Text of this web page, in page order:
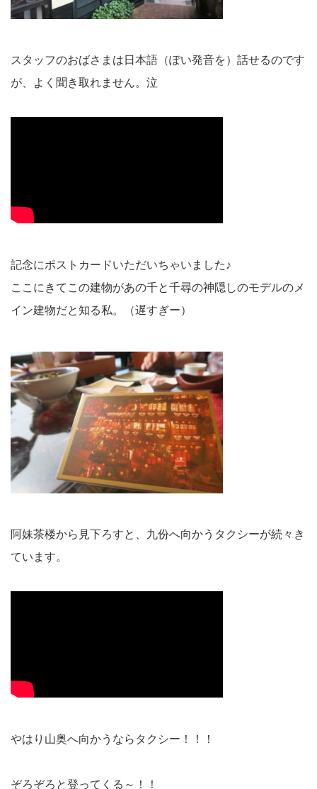
スタッフのおばさまは日本語（ぽい発音を）話せるのです
が、よく聞き取れません。泣
記念にポストカードいただいちゃいました♪
ここにきてこの建物があの千と千尋の神隠しのモデルのメ
イン建物だと知る私。（遅すぎー）
阿妹茶楼から見下ろすと、九份へ向かうタクシーが続々き
ています。
やはり山奥へ向かうならタクシー！！！
ぞろぞろと登ってくる～！！